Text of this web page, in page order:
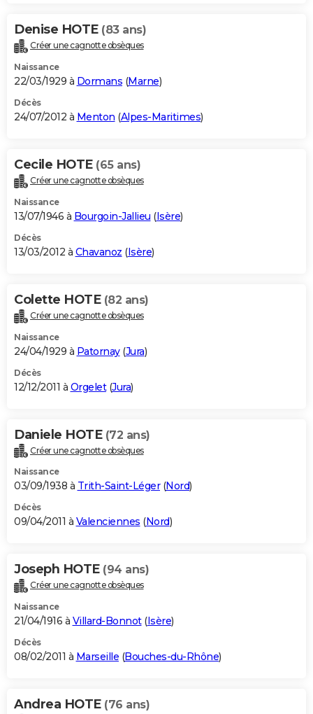
Denise HOTE (83 ans)
Créer une cagnotte obsèques
Naissance
22/03/1929 à Dormans (Marne)
Décès
24/07/2012 à Menton (Alpes-Maritimes)
Cecile HOTE (65 ans)
Créer une cagnotte obsèques
Naissance
13/07/1946 à Bourgoin-Jallieu (Isère)
Décès
13/03/2012 à Chavanoz (Isère)
Colette HOTE (82 ans)
Créer une cagnotte obsèques
Naissance
24/04/1929 à Patornay(Jura)
Décès
12/12/2011 à Orgelet(Jura)
Daniele HOTE (72 ans)
Créer une cagnotte obsèques
Naissance
03/09/1938 à Trith-Saint-Léger(Nord)
Décès
09/04/2011 à Valenciennes (Nord)
Joseph HOTE (94 ans)
Créer une cagnotte obsèques
Naissance
21/04/1916 à Villard-Bonnot(Isère)
Décès
08/02/2011 à Marseille (Bouches-du-Rhône)
Andrea HOTE (76 ans)